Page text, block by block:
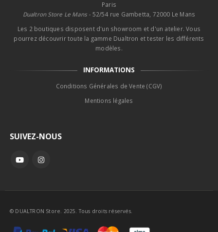
Paris
Dualtron Store Le Mans - 52/54 rue Gambetta, 72000 Le Mans
Les 2 boutiques disposent d'un showroom et d'un atelier. Vous
pourrez découvrir toute la gamme Dualtron et tester les différents
modèles.
INFORMATIONS
Conditions Générales de Vente (CGV)
Mentions légales
SUIVEZ-NOUS
© DUALTRON Store. 2025. Tous droits réservés.